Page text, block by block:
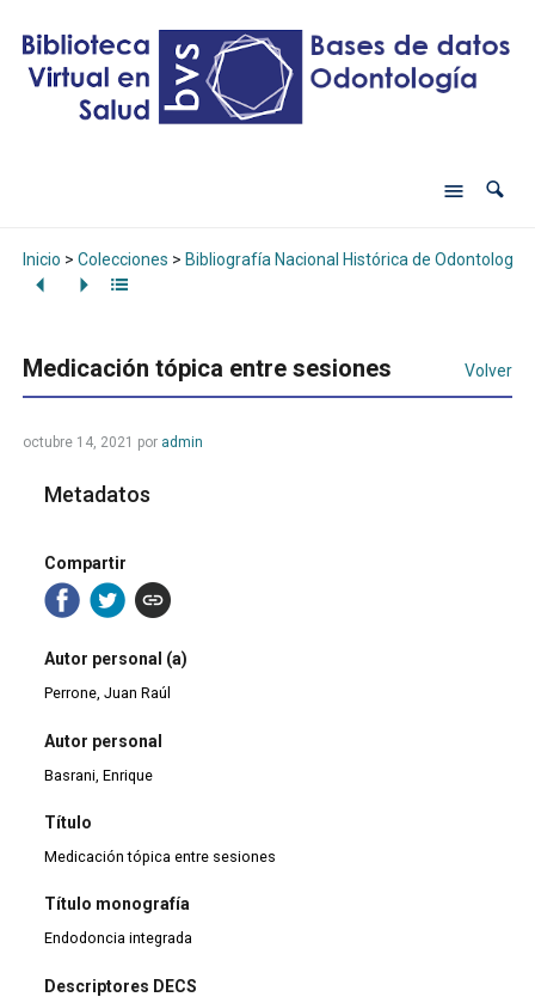
Inicio > Colecciones > Bibliografía Nacional Histórica de Odontología
Medicación tópica entre sesiones Volver
octubre 14, 2021 por admin
Metadatos
Compartir
Autor personal (a)
Perrone, Juan Raúl
Autor personal
Basrani, Enrique
Título
Medicación tópica entre sesiones
Título monografía
Endodoncia integrada
Descriptores DECS